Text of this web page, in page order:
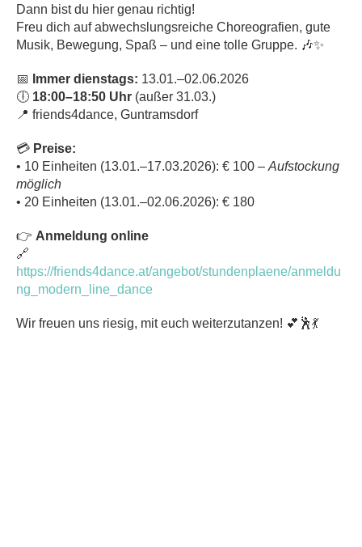
Dann bist du hier genau richtig!
Freu dich auf abwechslungsreiche Choreografien, gute
Musik, Bewegung, Spaß – und eine tolle Gruppe. 🎶✨
📅 Immer dienstags: 13.01.–02.06.2026
🕕 18:00–18:50 Uhr (außer 31.03.)
📍 friends4dance, Guntramsdorf
💳 Preise:
• 10 Einheiten (13.01.–17.03.2026): € 100 – Aufstockung
möglich
• 20 Einheiten (13.01.–02.06.2026): € 180
👉 Anmeldung online
🔗
https://friends4dance.at/angebot/stundenplaene/anmeldu
ng_modern_line_dance
Wir freuen uns riesig, mit euch weiterzutanzen! 💕🕺💃